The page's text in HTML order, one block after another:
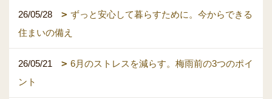
26/05/28
ずっと安心して暮らすために。今からできる
住まいの備え
26/05/21
6月のストレスを減らす。梅雨前の3つのポイ
ント